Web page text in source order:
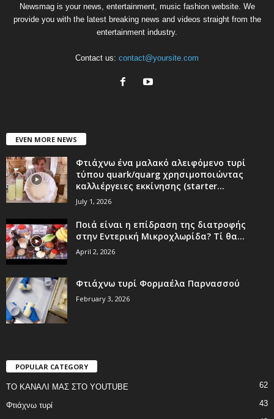
Newsmag is your news, entertainment, music fashion website. We
provide you with the latest breaking news and videos straight from the
entertainment industry.
Contact us: contact@yoursite.com
EVEN MORE NEWS
Φτιάχνω ένα μαλακό αλειφόμενο τυρί
τύπου quark/quarg χρησιμοποιώντας
καλλιέργειες εκκίνησης (starter...
July 1, 2026
Ποιά είναι η επίδραση της διατροφής
στην Εντερική Μικροχλωρίδα? Τί θα...
April 2, 2026
Φτιάχνω τυρί Φορμαέλα Παρνασσού
February 3, 2026
POPULAR CATEGORY
ΤΟ ΚΑΝΑΛΙ ΜΑΣ ΣΤΟ YOUTUBE 62
Φτιάχνω τυρί
43